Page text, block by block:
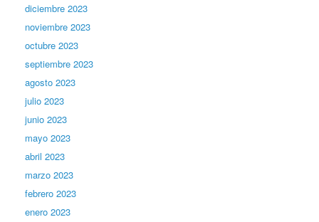
diciembre 2023
noviembre 2023
octubre 2023
septiembre 2023
agosto 2023
julio 2023
junio 2023
mayo 2023
abril 2023
marzo 2023
febrero 2023
enero 2023